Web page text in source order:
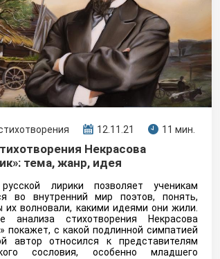
12.11.21 11 мин.
Некрасова
тема, жанр, идея
лирики позволяет ученикам
во внутренний мир поэтов, понять,
их волновали, какими идеями они жили.
анализа стихотворения Некрасова
покажет, с какой подлинной симпатией
автор относился к представителям
сословия, особенно младшего